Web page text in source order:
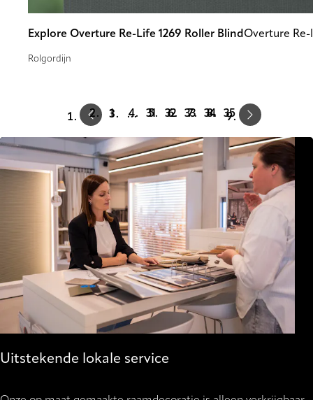
Explore Overture Re-Life 1269 Roller BlindOverture Re-
Rolgordijn
Prev 1 … 31 32 33 34 35 Next
Uitstekende lokale service